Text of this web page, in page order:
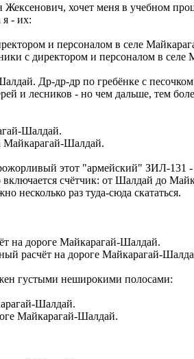
хочет меня в учебном
- их:
с директором и персоналом в селе
Др-др-др по гребёнке с
и лесников - но чем дальше, тем
Майкарагай-Шалдай.
этот "армейский" ЗИЛ-131 -
счётчик: от Шалдай до
несколько раз туда-сюда скататься.
расчёт на дороге Майкарагай-
густыми неширокими полосами:
Майкарагай-Шалдай.